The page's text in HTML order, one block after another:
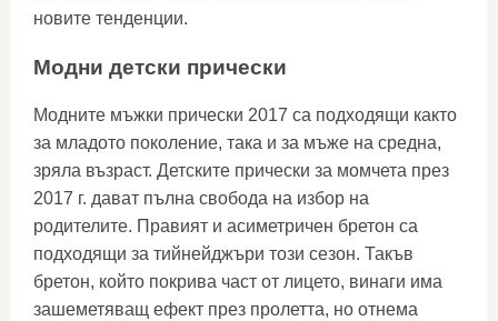
новите тенденции.
Модни детски прически
Модните мъжки прически 2017 са подходящи както
за младото поколение, така и за мъже на средна,
зряла възраст. Детските прически за момчета през
2017 г. дават пълна свобода на избор на
родителите. Правият и асиметричен бретон са
подходящи за тийнейджъри този сезон. Такъв
бретон, който покрива част от лицето, винаги има
зашеметяващ ефект през пролетта, но отнема